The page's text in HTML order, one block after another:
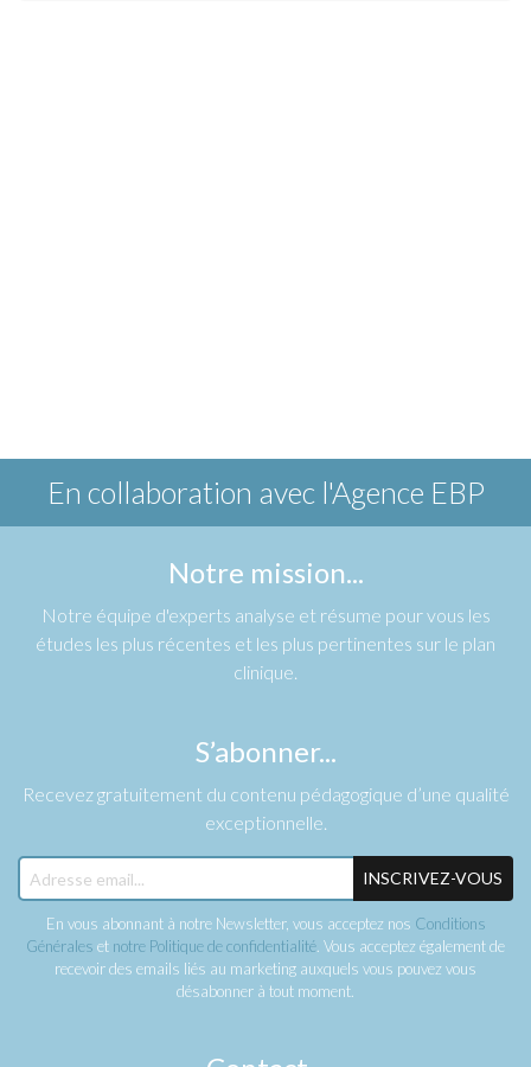
En collaboration avec l'Agence EBP
Notre mission...
Notre équipe d'experts analyse et résume pour vous les
études les plus récentes et les plus pertinentes sur le plan
clinique.
S’abonner...
Recevez gratuitement du contenu pédagogique d’une qualité
exceptionnelle.
INSCRIVEZ-VOUS
En vous abonnant à notre Newsletter, vous acceptez nos Conditions
Générales et notre Politique de confidentialité. Vous acceptez également de
recevoir des emails liés au marketing auxquels vous pouvez vous
désabonner à tout moment.